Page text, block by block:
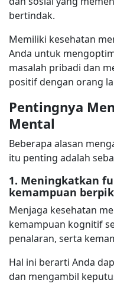
bertindak.
Memiliki kesehatan
Anda untuk
masalah pribadi dan
positif dengan orang
Pentingnya
Mental
Beberapa alasan
itu penting adalah
1. Meningkatkan
kemampuan
Menjaga kesehatan
kemampuan kognitif
penalaran, serta
Hal ini berarti Anda
dan mengambil